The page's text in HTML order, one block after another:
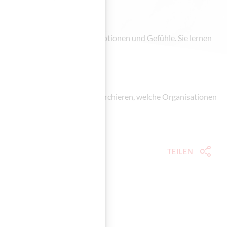
sprechen über Konflikte, Emotionen und Gefühle. Sie lernen
mit dem Akkusativ und recherchieren, welche Organisationen
TEILEN